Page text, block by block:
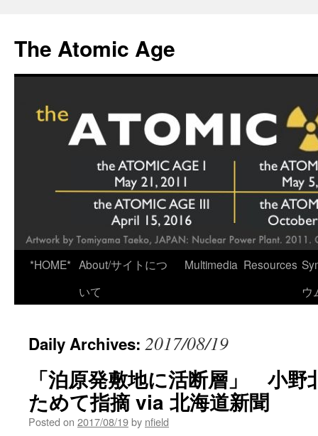
content
The Atomic Age
*HOME* About/サイトにつ
いて
Multimedia Resources
ウ
Daily Archives: 2017/08/19
「泊原発敷地に活断層」 小野
ためて指摘 via 北海道新聞
Posted on 2017/08/19by nfield